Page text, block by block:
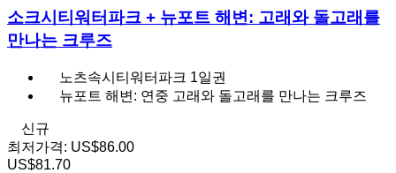
소크시티워터파크 + 뉴포트 해변: 고래와 돌고래를
만나는 크루즈
노츠속시티워터파크 1일권
뉴포트 해변: 연중 고래와 돌고래를 만나는 크루즈
신규
최저가격: US$86.00
US$81.70